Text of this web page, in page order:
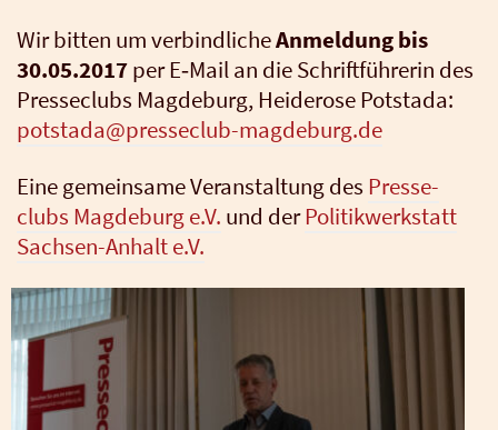
Wir bit­ten um ver­bind­li­cheAnmel­dung bis
30.05.2017per E‑Mail an die Schrift­füh­re­rin des
Pres­se­clubs Mag­de­burg, Hei­de­ro­se Potsta­da:
potstada@presseclub-magdeburg.de
Eine gemein­sa­me Ver­an­stal­tung des Pres­se­
clubs Mag­de­burg e.V. und derPoli­tik­werk­statt
Sach­sen-Anhalt e.V.